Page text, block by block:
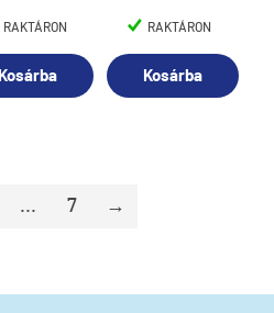
RAKTÁRON
Kosárba
RAKTÁRON
Kosárba
... 7 →